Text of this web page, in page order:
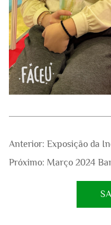
Anterior: Exposição da
Próximo: Março 2024